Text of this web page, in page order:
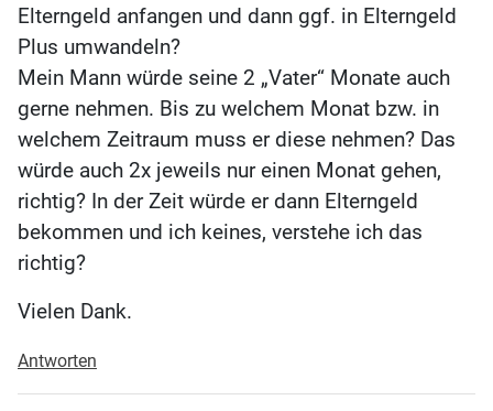
Elterngeld anfangen und dann ggf. in Elterngeld
Plus umwandeln?
Mein Mann würde seine 2 „Vater“ Monate auch
gerne nehmen. Bis zu welchem Monat bzw. in
welchem Zeitraum muss er diese nehmen? Das
würde auch 2x jeweils nur einen Monat gehen,
richtig? In der Zeit würde er dann Elterngeld
bekommen und ich keines, verstehe ich das
richtig?
Vielen Dank.
Antworten